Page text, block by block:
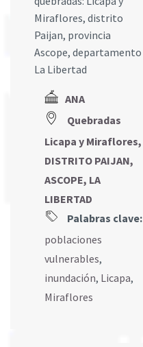
Miraflores, distrito
Paijan, provincia
Ascope, departamento
La Libertad
ANA
Quebradas
Licapa y Miraflores,
DISTRITO PAIJAN,
ASCOPE, LA
LIBERTAD
Palabras clave:
poblaciones
vulnerables,
inundación, Licapa,
Miraflores